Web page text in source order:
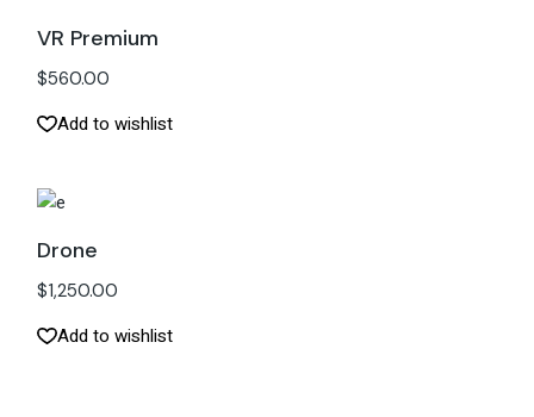
VR Premium
$560.00
Add to wishlist
Drone
$1,250.00
Add to wishlist